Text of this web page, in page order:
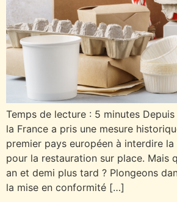
Temps de lecture : 5 minutes
la France a pris une mesure
premier pays européen à interdire
pour la restauration sur place. Mais
an et demi plus tard ? Plongeons
la mise en conformité […]